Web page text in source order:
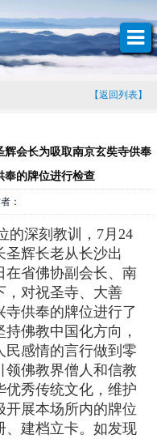
【返回列表】
会长为吸取南京玄奘寺供奉
奉的牌位进行检查
：
深刻教训，7月24
圣辉长老从长沙出
在省佛协副会长、南
，对祝圣寺、大善
供奉的牌位进行了
佛教中国化方向，
民感情的言行做到零
领佛教界僧人和信教
优秀传统文化，维护
开展本场所内的牌位
、建档立卡。如发现